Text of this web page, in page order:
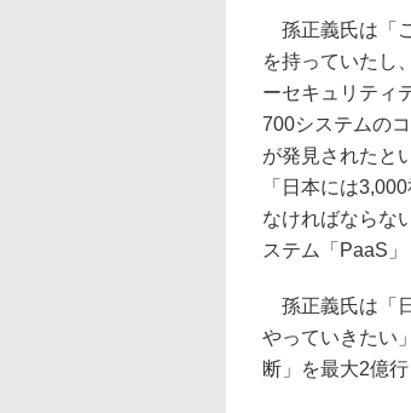
孫正義氏は「
を持っていたし
ーセキュリティ
700システムの
が発見されたと
「日本には
なければならな
ステム「PaaS
孫正義氏は「
やっていきたい
断」を最大2億